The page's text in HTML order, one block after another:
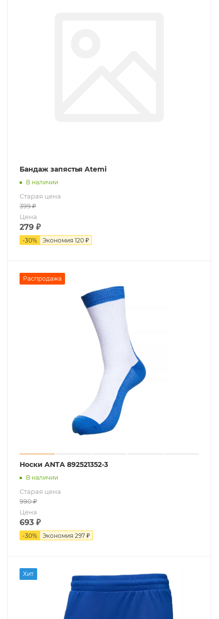
Бандаж запястья Atemi
В наличии
Старая цена
399₽
Цена
279 ₽
-30% Экономия 120 ₽
Распродажа
Носки ANTA 892521352-3
В наличии
Старая цена
990₽
Цена
693 ₽
-30% Экономия 297 ₽
Хит